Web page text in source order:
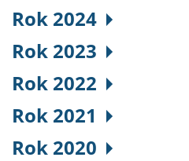
Rok 2024
Rok 2023
Rok 2022
Rok 2021
Rok 2020